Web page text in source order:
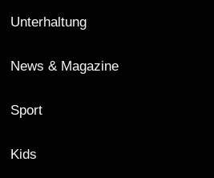
Unterhaltung
News & Magazine
Sport
Kids